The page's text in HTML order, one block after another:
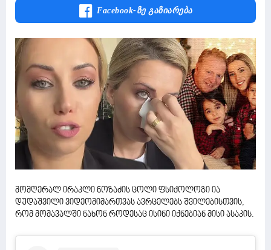
Facebook-Ზე Გაზიარება
მომღერალ ირაკლი ნოზაძის ცოლი ფსიქოლოგი ია
დუდაშვილი ვიდეომიმართვას ავრცელებს შვილებისთვის,
რომ მომავალში ნახონ როდესაც ისინი იქნებიან მისი ასაკის.